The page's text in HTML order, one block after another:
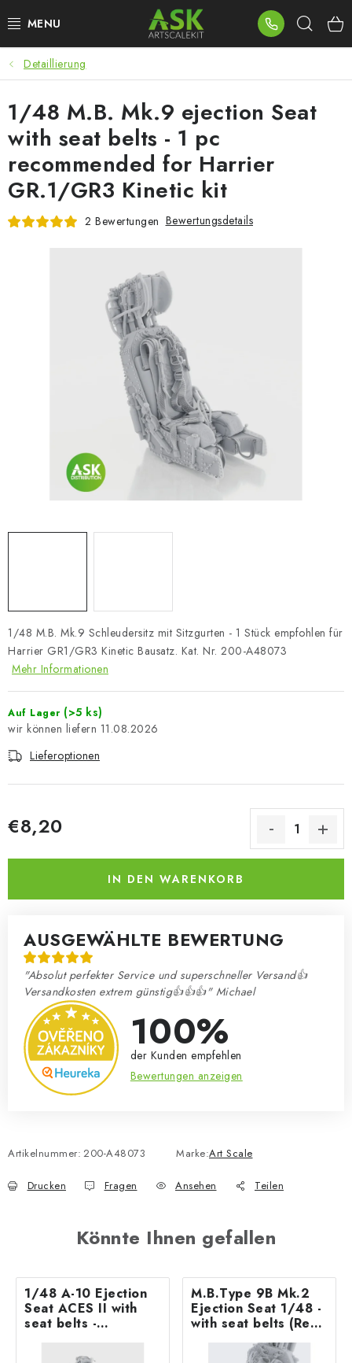
Inhalt
BLOG
SUMMER DAYS
WARHAMMER
ASK PRODUKTE
NEUHEITEN
FARBEN & WERKZEUGE
VOUCHERS
Datenschutzbestimmungen
Beschwerdeverfahren
Großhandel
Modellfarben-Umrechner
Art Scale Modellbau-Glossar
FAQ Ausstellungen 2026
Detaillierung
1/48 M.B. Mk.9 Schleudersitz mit Sitzgurten - 1 Stück empfohlen für
Harrier GR1/GR3 Kinetic Bausatz. Kat. Nr. 200-A48073
Mehr Informationen
Auf Lager (>5 ks)
11.08.2026
Lieferoptionen
€8,20
IN DEN WARENKORB
AUSGEWÄHLTE BEWERTUNG
"Absolut perfekter Service und superschneller Versand👍
Versandkosten extrem günstig👍👍👍" Michael
100%
der Kunden empfehlen
Bewertungen anzeigen
Artikelnummer: 200-A48073 Marke:Art Scale
Drucken Fragen Ansehen Teilen
1/48 M.B. Mk.9 ejection Seat
with seat belts - 1 pc
recommended for Harrier
GR.1/GR3 Kinetic kit
2 Bewertungen Bewertungsdetails
Könnte Ihnen gefallen
1/48 A-10 Ejection
Seat ACES II with
seat belts -
GWH kit
M.B.Type 9B Mk.2
Ejection Seat 1/48 -
with seat belts (Rec.
for Jaguar
GR.1/GR.1A– Airfix)